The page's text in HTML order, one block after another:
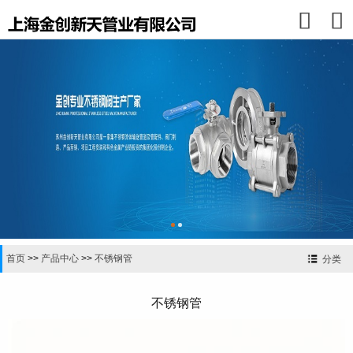


分类
首页 >> 产品中心 >> 不锈钢管
不锈钢管